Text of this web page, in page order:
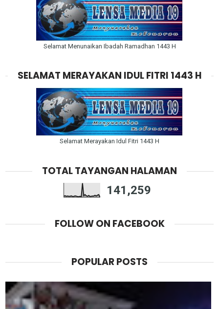
Selamat Menunaikan Ibadah Ramadhan 1443 H
SELAMAT MERAYAKAN IDUL FITRI 1443 H
Selamat Merayakan Idul Fitri 1443 H
TOTAL TAYANGAN HALAMAN
141,259
FOLLOW ON FACEBOOK
POPULAR POSTS